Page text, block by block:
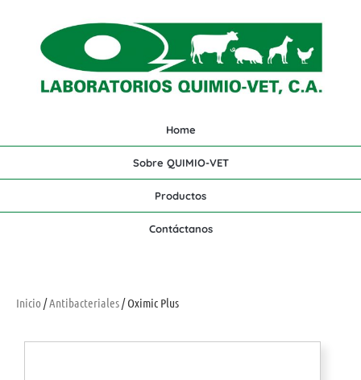
Home
Sobre QUIMIO-VET
Productos
Contáctanos
Inicio /Antibacteriales/ Oximic Plus